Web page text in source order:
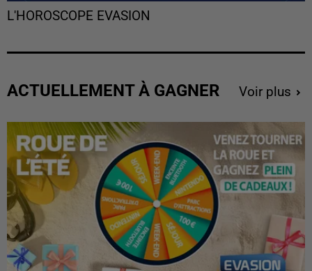
L'HOROSCOPE EVASION
ACTUELLEMENT À GAGNER Voir plus